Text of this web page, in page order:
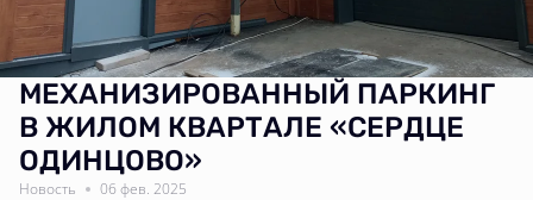
МЕХАНИЗИРОВАННЫЙ ПАРКИНГ
В ЖИЛОМ КВАРТАЛЕ «СЕРДЦЕ
ОДИНЦОВО»
Новость 06 фев. 2025